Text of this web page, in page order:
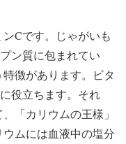
Cです。じゃがいも
ン質に包まれてい
徴があります。ビタ
役立ちます。それ
「カリウムの王様」
ムには血液中の塩分